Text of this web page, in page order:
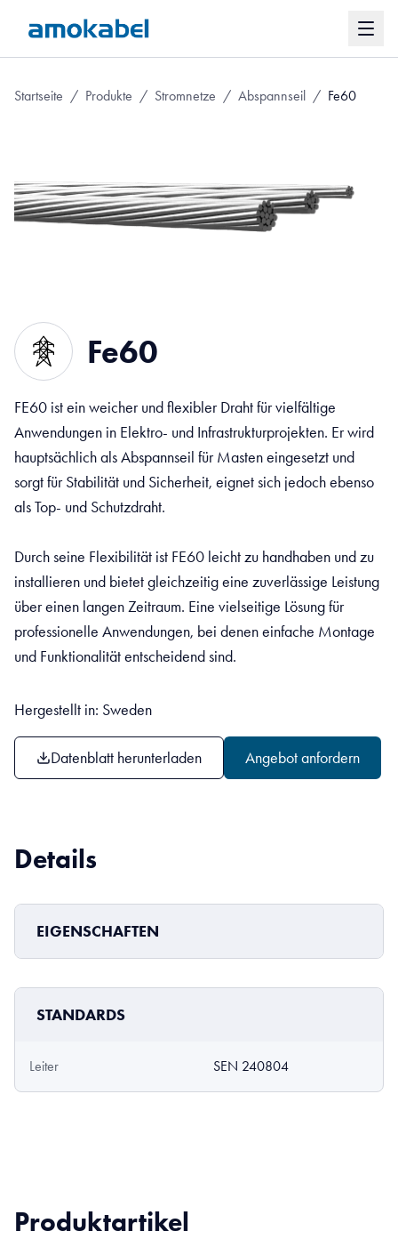
Startseite / Produkte / Stromnetze / Abspannseil / Fe60
Fe60
FE60 ist ein weicher und flexibler Draht für vielfältige
Anwendungen in Elektro- und Infrastrukturprojekten. Er wird
hauptsächlich als Abspannseil für Masten eingesetzt und
sorgt für Stabilität und Sicherheit, eignet sich jedoch ebenso
als Top- und Schutzdraht.
Durch seine Flexibilität ist FE60 leicht zu handhaben und zu
installieren und bietet gleichzeitig eine zuverlässige Leistung
über einen langen Zeitraum. Eine vielseitige Lösung für
professionelle Anwendungen, bei denen einfache Montage
und Funktionalität entscheidend sind.
Hergestellt in: Sweden
Datenblatt herunterladen Angebot anfordern
Details
EIGENSCHAFTEN
STANDARDS
Leiter SEN 240804
Produktartikel